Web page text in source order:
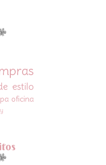
estilo
oficina